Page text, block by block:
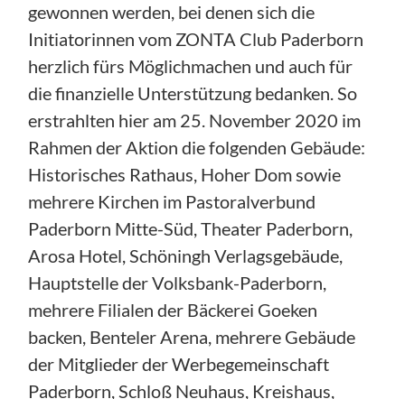
gewonnen werden, bei denen sich die
Initiatorinnen vom ZONTA Club Paderborn
herzlich fürs Möglichmachen und auch für
die finanzielle Unterstützung bedanken. So
erstrahlten hier am 25. November 2020 im
Rahmen der Aktion die folgenden Gebäude:
Historisches Rathaus, Hoher Dom sowie
mehrere Kirchen im Pastoralverbund
Paderborn Mitte-Süd, Theater Paderborn,
Arosa Hotel, Schöningh Verlagsgebäude,
Hauptstelle der Volksbank-Paderborn,
mehrere Filialen der Bäckerei Goeken
backen, Benteler Arena, mehrere Gebäude
der Mitglieder der Werbegemeinschaft
Paderborn, Schloß Neuhaus, Kreishaus,